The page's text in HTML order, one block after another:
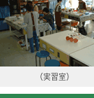
（実習室）